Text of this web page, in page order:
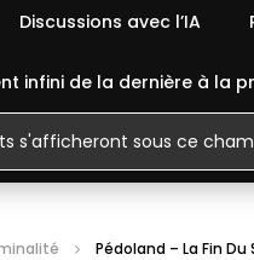
Discussions avec l’IA
infini de la dernière à la
Pédoland – La Fin Du